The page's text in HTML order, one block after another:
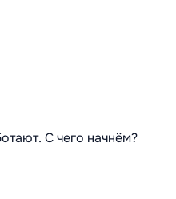
С чего начнём?